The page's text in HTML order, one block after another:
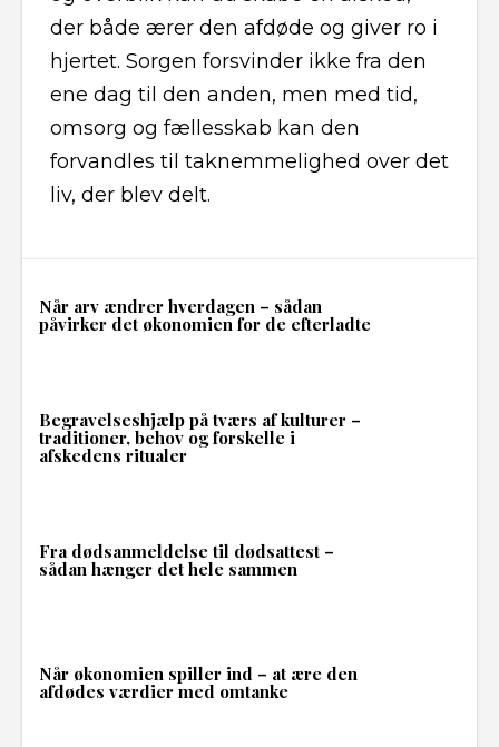
der både ærer den afdøde og giver ro i
hjertet. Sorgen forsvinder ikke fra den
ene dag til den anden, men med tid,
omsorg og fællesskab kan den
forvandles til taknemmelighed over det
liv, der blev delt.
Når arv ændrer hverdagen – sådan
påvirker det økonomien for de efterladte
Begravelseshjælp på tværs af kulturer –
traditioner, behov og forskelle i
afskedens ritualer
Fra dødsanmeldelse til dødsattest –
sådan hænger det hele sammen
Når økonomien spiller ind – at ære den
afdødes værdier med omtanke